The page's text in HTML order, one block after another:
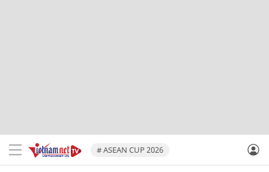
# ASEAN CUP 2026